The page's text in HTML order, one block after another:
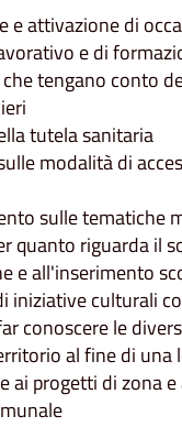
e attivazione di
e di
tengano conto
tutela sanitaria
modalità di
sulle tematiche
quanto riguarda il
e all'inserimento
iniziative culturali
conoscere le
al fine di una
ai progetti di zona